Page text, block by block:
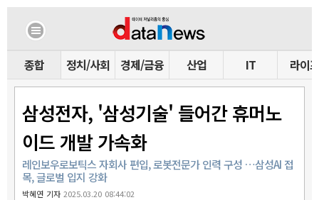
종합 정치/사회 경제/금융 산업 IT 라이프
삼성전자, '삼성기술' 들어간 휴머노
이드 개발 가속화
레인보우로보틱스 자회사 편입, 로봇전문가 인력 구성 …삼성AI 접
목, 글로벌 입지 강화
박혜연 기자2025.03.20 08:44:02